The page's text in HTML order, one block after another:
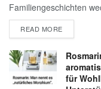
Familiengeschichten
READ MORE
für